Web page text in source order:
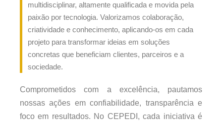
multidisciplinar, altamente qualificada e movida pela
paixão por tecnologia. Valorizamos colaboração,
criatividade e conhecimento, aplicando-os em cada
projeto para transformar ideias em soluções
concretas que beneficiam clientes, parceiros e a
sociedade.
Comprometidos com a excelência, pautamos
nossas ações em confiabilidade, transparência e
foco em resultados. No CEPEDI, cada iniciativa é